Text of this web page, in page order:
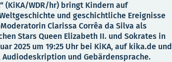
(KiKA/WDR/hr) bringt Kindern auf
und geschichtliche Ereignisse
Clarissa Corrêa da Silva als
Stars Queen Elizabeth II. und Sokrates in
2025 um 19:25 Uhr bei KiKA, auf kika.de und
und Gebärdensprache.